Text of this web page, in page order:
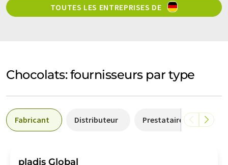
TOUTES LES ENTREPRISES DE
Chocolats: fournisseurs par type
Fabricant Distributeur Prestataire de services
pladis Global